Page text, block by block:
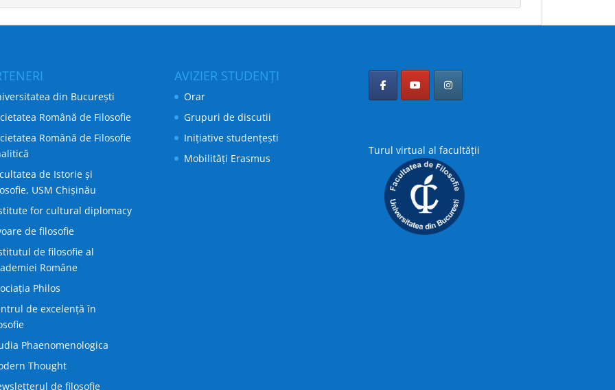
din București
Română de Filosofie
Română de Filosofie
de Istorie și
USM Chișinău
for cultural diplomacy
de filosofie
de filosofie al
Române
Philos
de excelență în
Phaenomenologica
Thought
de filosofie
AVIZIER STUDENȚI
Orar
Grupuri de discutii
Inițiative studențești
Mobilități Erasmus
Turul virtual al facultății